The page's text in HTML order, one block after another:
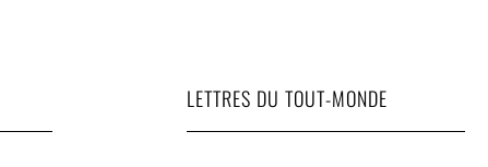
LETTRES DU TOUT-MONDE